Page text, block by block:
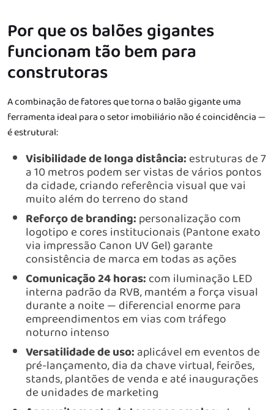
Por que os balões gigantes
funcionam tão bem para
construtoras
A combinação de fatores que torna o balão gigante uma
ferramenta ideal para o setor imobiliário não é coincidência —
é estrutural:
Visibilidade de longa distância:estruturas de 7
a 10 metros podem ser vistas de vários pontos
da cidade, criando referência visual que vai
muito além do terreno do stand
Reforço de branding:personalização com
logotipo e cores institucionais (Pantone exato
via impressão Canon UV Gel) garante
consistência de marca em todas as ações
Comunicação 24 horas:com iluminação LED
interna padrão da RVB, mantém a força visual
durante a noite — diferencial enorme para
empreendimentos em vias com tráfego
noturno intenso
Versatilidade de uso:aplicável em eventos de
pré-lançamento, dia da chave virtual, feirões,
stands, plantões de venda e até inaugurações
de unidades de marketing